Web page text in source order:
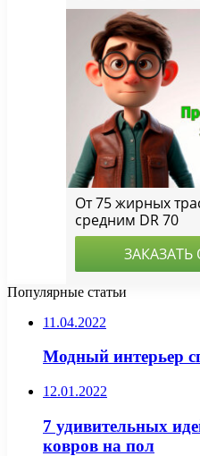
Популярные статьи
11.04.2022
Модный интерьер
12.01.2022
7 удивительных
ковров на пол